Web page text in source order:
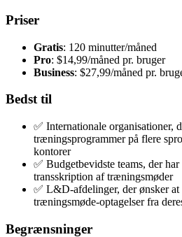
Priser
Gratis: 120 minutter/måned
Pro: $14,99/måned pr. bruger
Business: $27,99/måned pr.
Bedst til
✅ Internationale organisationer,
træningsprogrammer på flere
kontorer
✅ Budgetbevidste teams, der
transskription af træningsmøder
✅ L&D-afdelinger, der ønsker at
træningsmøde-optagelser fra
Begrænsninger